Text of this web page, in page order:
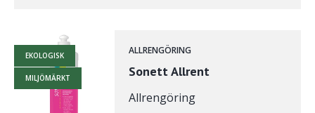
EKOLOGISK
MILJÖMÄRKT
ALLRENGÖRING
Sonett Allrent
Allrengöring